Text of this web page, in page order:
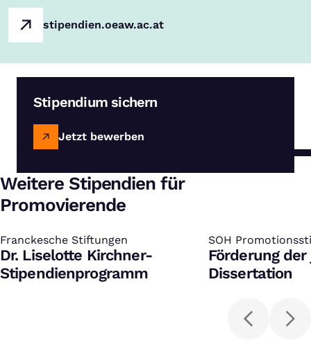
stipendien.oeaw.ac.at
Stipendium sichern
Jetzt bewerben
Weitere Stipendien für
Promovierende
Franckesche Stiftungen
:
Dr. Liselotte Kirchner-
Stipendienprogramm
SOH
:
Förderung
Dissertation